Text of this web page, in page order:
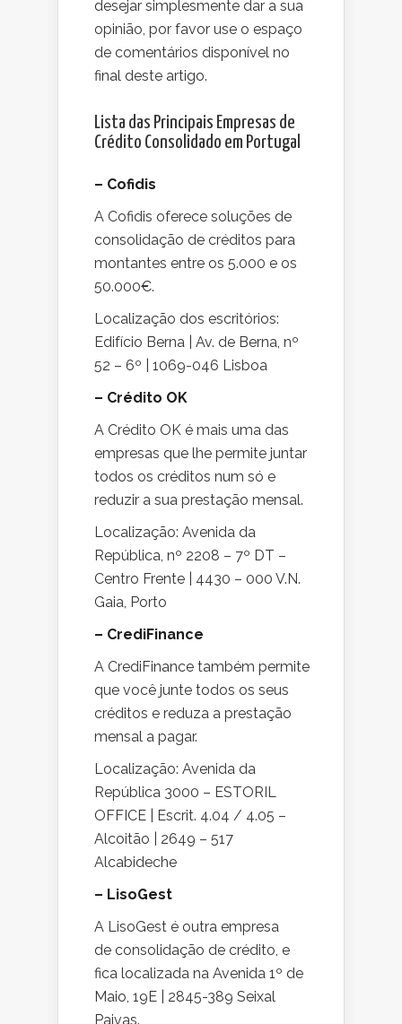
desejar simplesmente dar a sua
opinião, por favor use o espaço
de comentários disponível no
final deste artigo.
Lista das Principais Empresas de
Crédito Consolidado em Portugal
– Cofidis
A Cofidis oferece soluções de
consolidação de créditos para
montantes entre os 5.000 e os
50.000€.
Localização dos escritórios:
Edifício Berna | Av. de Berna, nº
52 – 6º | 1069-046 Lisboa
– Crédito OK
A Crédito OK é mais uma das
empresas que lhe permite juntar
todos os créditos num só e
reduzir a sua prestação mensal.
Localização: Avenida da
República, nº 2208 – 7º DT –
Centro Frente | 4430 – 000 V.N.
Gaia, Porto
– CrediFinance
A CrediFinance também permite
que você junte todos os seus
créditos e reduza a prestação
mensal a pagar.
Localização: Avenida da
República 3000 – ESTORIL
OFFICE | Escrit. 4.04 / 4.05 –
Alcoitão | 2649 – 517
Alcabideche
– LisoGest
A LisoGest é outra empresa
de consolidação de crédito, e
fica localizada na Avenida 1º de
Maio, 19E | 2845-389 Seixal
Paivas.